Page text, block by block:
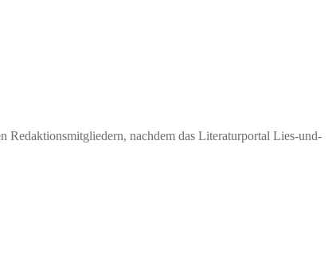
nachdem das Literaturportal Lies-und-